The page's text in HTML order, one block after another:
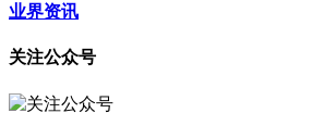
业界资讯
关注公众号